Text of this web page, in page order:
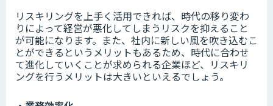
リスキリングを上手く活用できれば、時代の移り変わ
りによって経営が悪化してしまうリスクを抑えること
が可能になります。また、社内に新しい風を吹き込むこ
とができるというメリットもあるため、時代に合わせ
て進化していくことが求められる企業ほど、リスキリ
ングを行うメリットは大きいといえるでしょう。